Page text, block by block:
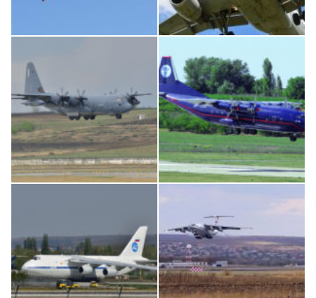
Boeing 737 MAX 8, TC-LCC Airbus A319-114 D-AILN, Lufthansa, Франкфурт-Кишинев, 24/06/18